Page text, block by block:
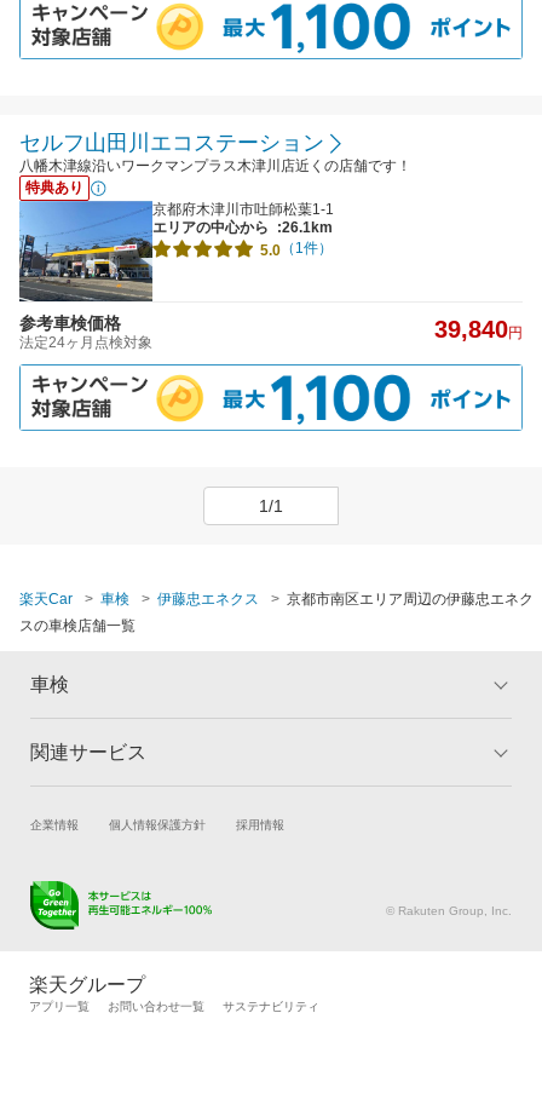
セルフ山田川エコステーション
八幡木津線沿いワークマンプラス木津川店近くの店舗です！
特典あり
京都府木津川市吐師松葉1-1
エリアの中心から
:26.1km
5.0 （1件）
参考車検価格
法定24ヶ月点検対象 39,840円
1/1
楽天Car 車検 伊藤忠エネクス
京都市南区エリア周辺の伊藤忠エネク
スの車検店舗一覧
車検
トップ
車検の基礎知識 キャンペーン一覧
関連サービス
試乗・商談 新車購入
キズ修理予約
メンテナンス管理
タイヤ交換サービス
自動車カタログ 自動車保険
企業情報 個人情報保護方針 採用情報
© Rakuten Group, Inc.
楽天グループ
アプリ一覧 お問い合わせ一覧 サステナビリティ